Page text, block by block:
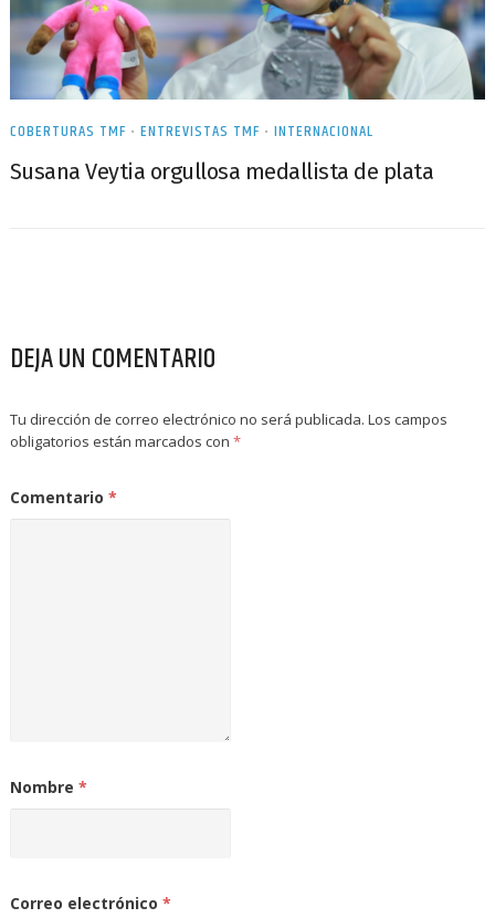
COBERTURAS TMF • ENTREVISTAS TMF • INTERNACIONAL
Susana Veytia orgullosa medallista de plata
DEJA UN COMENTARIO
Tu dirección de correo electrónico no será publicada. Los campos
obligatorios están marcados con *
Comentario *
Nombre *
Correo electrónico *